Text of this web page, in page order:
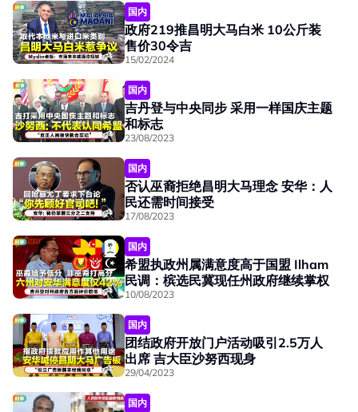
国内
政府219推昌明大马白米 10公斤装
售价30令吉
15/02/2024
国内
吉丹登与中央同步 采用一样国庆主题
和标志
23/08/2023
国内
否认巫裔拒绝昌明大马理念 安华：人
民还需时间接受
17/08/2023
国内
希盟执政州属满意度高于国盟 Ilham
民调：槟选民冀现任州政府继续掌权
10/08/2023
国内
团结政府开放门户活动吸引2.5万人
出席 吉大臣沙努西现身
29/04/2023
国内